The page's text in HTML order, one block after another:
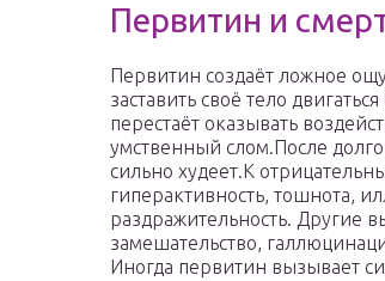
Первитин и
Первитин создаёт ложное
заставить своё тело
перестаёт оказывать
умственный слом.После
сильно худеет.К
гиперактивность, тошнота,
раздражительность. Другие
замешательство,
Иногда первитин вызывает